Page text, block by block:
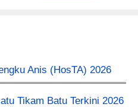
Anis (HosTA) 2026
Tikam Batu Terkini 2026